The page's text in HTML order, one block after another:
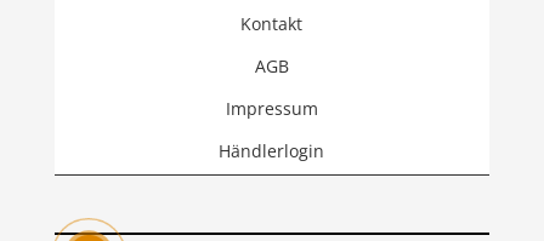
Kontakt
AGB
Impressum
Händlerlogin